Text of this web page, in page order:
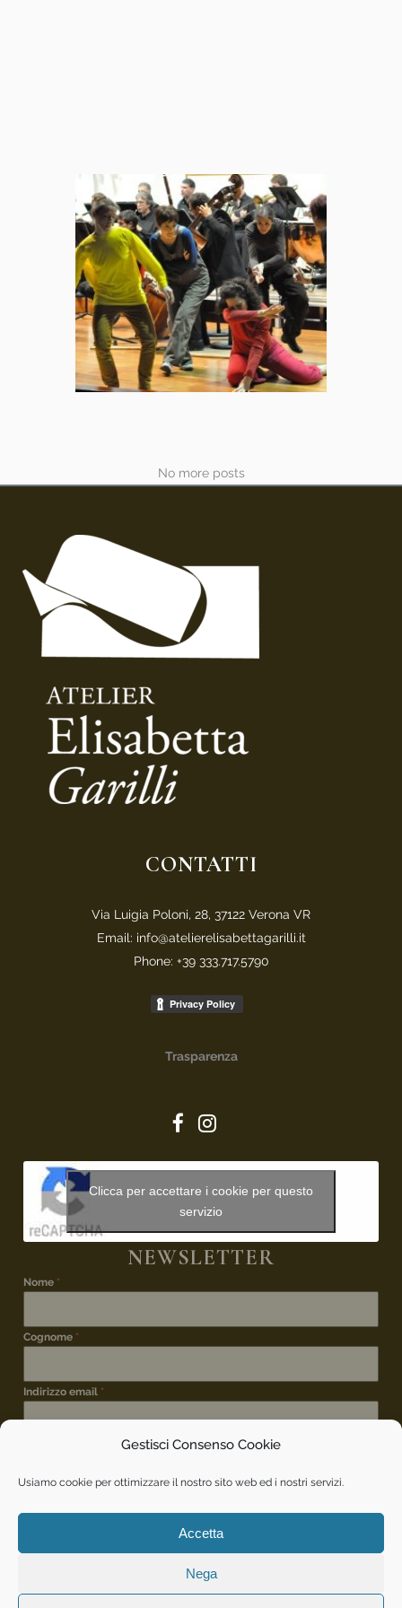
Gestisci Consenso Cookie
Usiamo cookie per ottimizzare il nostro sito web ed i nostri servizi.
Accetta
Nega
Musica
Indossata
No more posts
CONTATTI
Via Luigia Poloni, 28, 37122 Verona VR
Email: info@atelierelisabettagarilli.it
Phone: +39 333.717.5790
Trasparenza
Clicca per accettare i cookie per questo
servizio
NEWSLETTER
Nome *
Cognome *
Indirizzo email *
ISCRIZIONE NEWSLETTER*
aggiornato sui vostri eventi.